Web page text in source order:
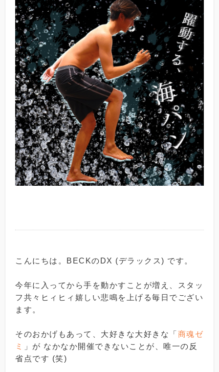
こんにちは。BECKのDX (デラックス) です。
今年に入ってから手を動かすことが増え、スタッ
フ共々ヒィヒィ嬉しい悲鳴を上げる毎日でござい
ます。
そのおかげもあって、大好きな大好きな「 商魂ゼ
ミ
」が なかなか開催できないことが、唯一の反
省点です (笑)